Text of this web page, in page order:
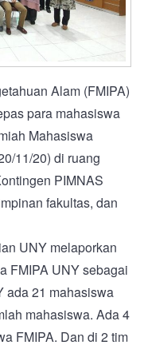
Alam (FMIPA)
para mahasiswa
Mahasiswa
11/20) di ruang
PIMNAS
fakultas, dan
UNY melaporkan
FMIPA UNY sebagai
ada 21 mahasiswa
mahasiswa. Ada 4
FMIPA. Dan di 2 tim